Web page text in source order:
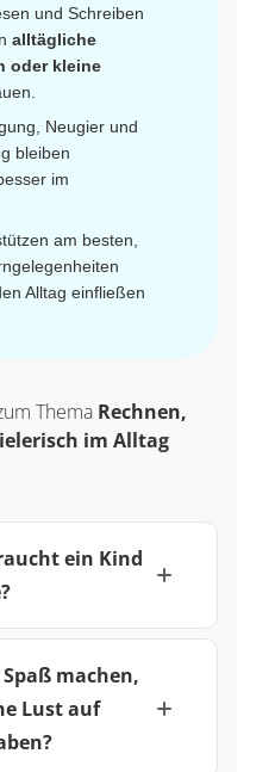
und Schreiben
alltägliche
oder kleine
Neugier und
bleiben
im
am besten,
Alltag einfließen
Thema Rechnen,
im Alltag
ein Kind
machen,
Lust auf